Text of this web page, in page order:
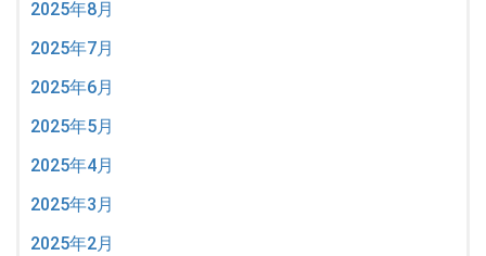
2025年8月
2025年7月
2025年6月
2025年5月
2025年4月
2025年3月
2025年2月